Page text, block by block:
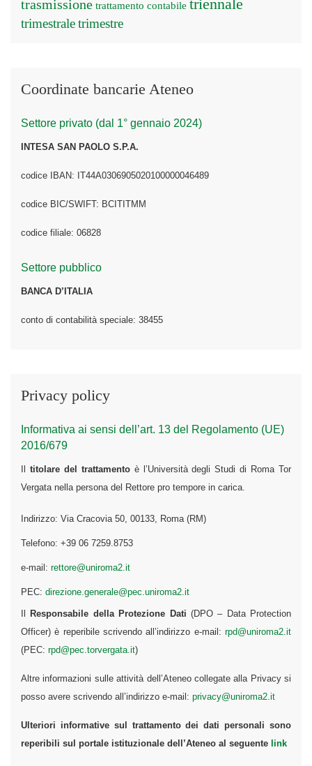
trasmissione trattamento contabile triennale
trimestraletrimestre
Coordinate bancarie Ateneo
Settore privato (dal 1° gennaio 2024)
INTESA SAN PAOLO S.P.A.
codice IBAN: IT44A0306905020100000046489
codice BIC/SWIFT: BCITITMM
codice filiale: 06828
Settore pubblico
BANCA D’ITALIA
conto di contabilità speciale: 38455
Privacy policy
Informativa ai sensi dell’art. 13 del Regolamento (UE)
2016/679
Il titolare del trattamentoè l’Università degli Studi di Roma Tor
Vergata nella persona del Rettore pro tempore in carica.
Indirizzo: Via Cracovia 50, 00133, Roma (RM)
Telefono: +39 06 7259.8753
e-mail: rettore@uniroma2.it
PEC: direzione.generale@pec.uniroma2.it
IlResponsabile della Protezione Dati (DPO – Data Protection
Officer) è reperibile scrivendo all’indirizzo e-mail: rpd@uniroma2.it
(PEC: rpd@pec.torvergata.it)
Altre informazioni sulle attività dell’Ateneo collegate alla Privacy si
posso avere scrivendo all’indirizzo e-mail: privacy@uniroma2.it
Ulteriori informative sul trattamento dei dati personali sono
reperibili sul portale istituzionale dell’Ateneo al seguente link